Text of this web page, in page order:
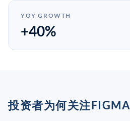
YOY GROWTH
+40%
投资者为何关注FIGMA